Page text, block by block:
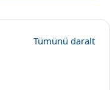
Tümünü daralt